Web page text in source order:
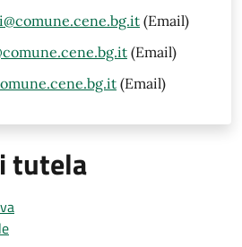
(Email)
(Email)
(Email)
tutela